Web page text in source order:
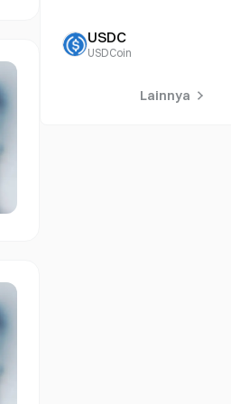
USDC
USDCoin
Lainnya